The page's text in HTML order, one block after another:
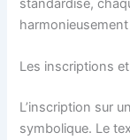
standardisé,
Les inscriptions
L’inscription sur
symbolique. Le